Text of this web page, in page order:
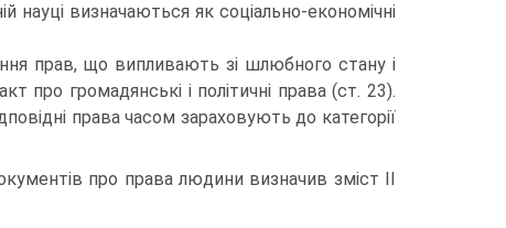
науці визначаються як соціально-економічні
прав, що випливають зі шлюбного стану і
про громадянські і політичні права (ст. 23).
права часом зараховують до категорії
про права людини визначив зміст II